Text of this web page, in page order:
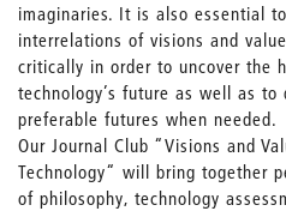
imaginaries. It is also essential
interrelations of visions and
critically in order to uncover the
technology’s future as well as
preferable futures when needed.
Our Journal Club “Visions and
Technology“ will bring together
of philosophy, technology